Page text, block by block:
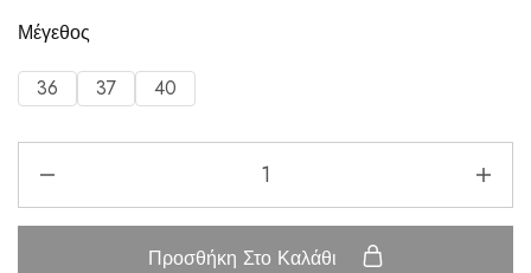
Μέγεθος
36 37 40
Προσθήκη Στο Καλάθι